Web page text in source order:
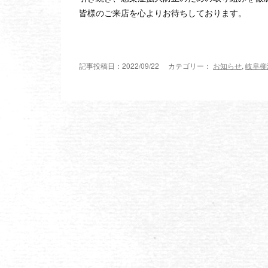
皆様のご来店を心よりお待ちしております。
記事投稿日：2022/09/22 カテゴリー： お知らせ, 岐阜